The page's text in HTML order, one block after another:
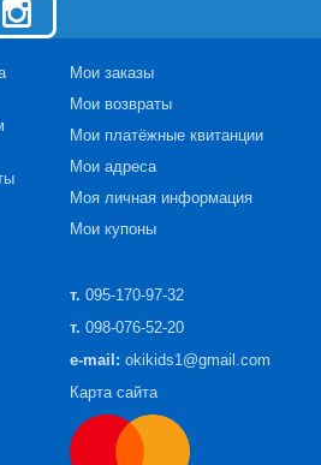
Мои заказы
Мои возвраты
Мои платёжные квитанции
Мои адреса
Моя личная информация
Мои купоны
т. 095-170-97-32
т. 098-076-52-20
e-mail: okikids1@gmail.com
Карта сайта